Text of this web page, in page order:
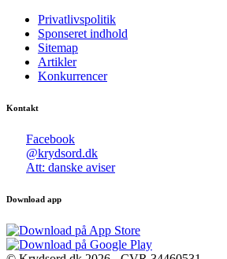
Privatlivspolitik
Sponseret indhold
Sitemap
Artikler
Konkurrencer
Kontakt
Facebook
@krydsord.dk
Att: danske aviser
Download app